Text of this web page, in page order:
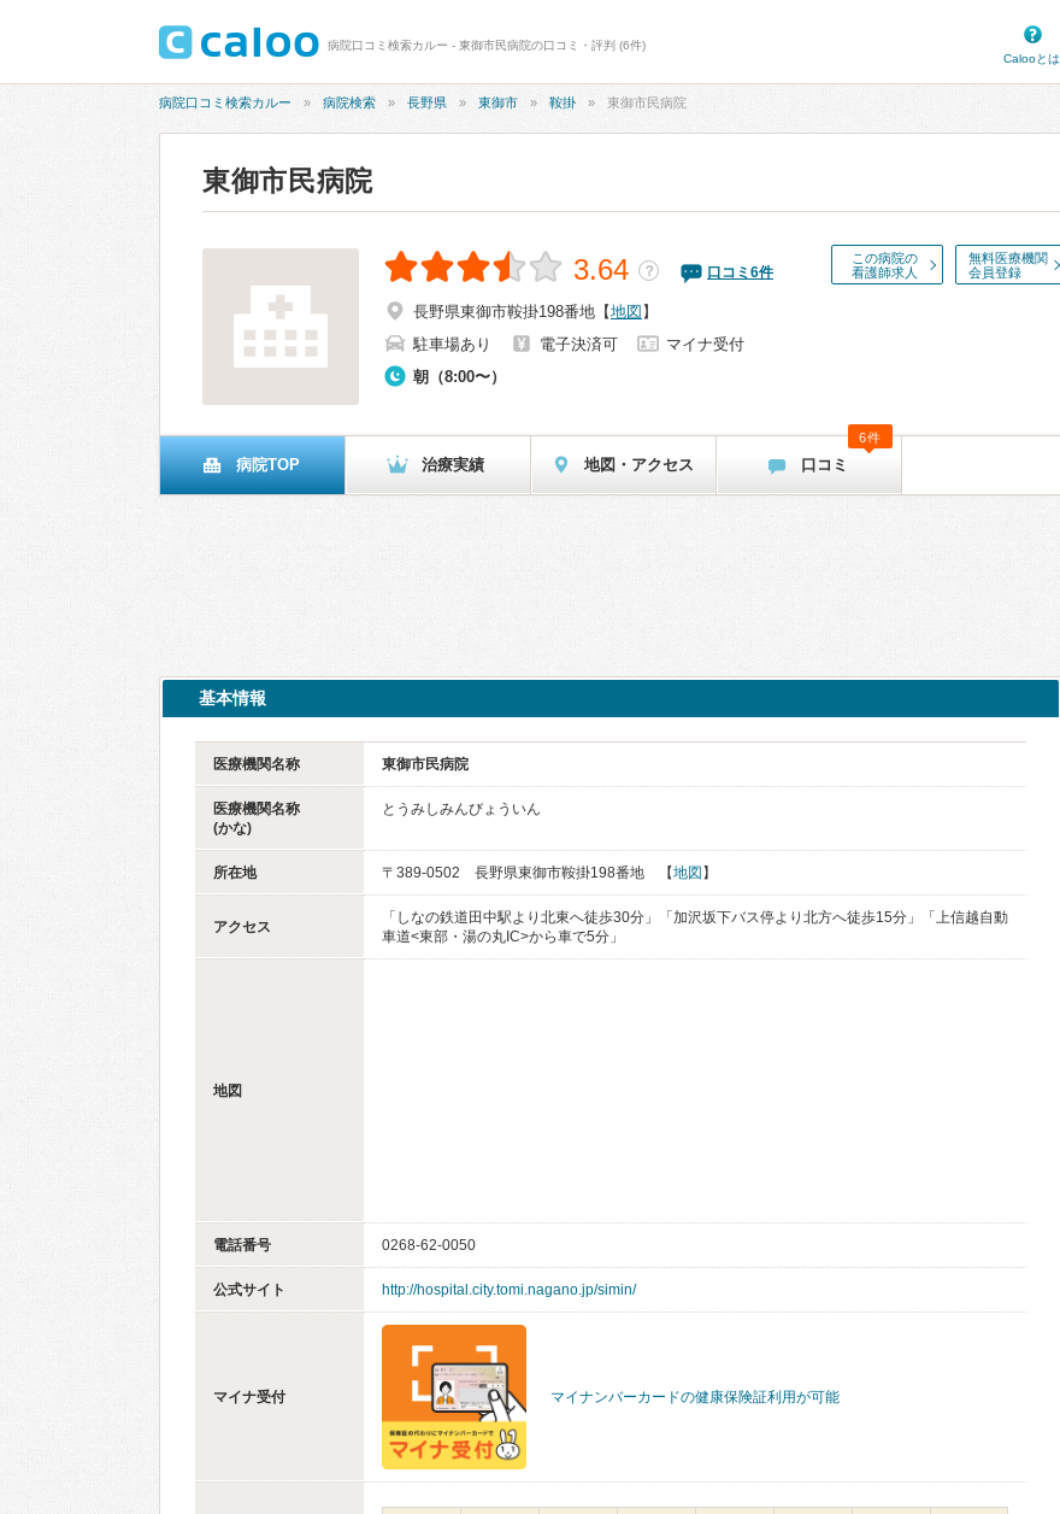
病院口コミ検索カルー - 東御市民病院の口コミ・評判 (6件)
Calooとは
病院口コミ検索カルー 病院検索 長野県 東御市 鞍掛 東御市民病院
東御市民病院
この病院の
看護師求人
無料医療機関
会員登録
3.64 ？ 口コミ 6件
長野県東御市鞍掛198番地 【地図 】
駐車場あり
電子決済可
マイナ受付
朝（8:00〜）
病院TOP 治療実績 地図・アクセス 口コミ
6件
基本情報
医療機関名称 東御市民病院
医療機関名称
(かな)
とうみしみんびょういん
所在地 〒389-0502 長野県東御市鞍掛198番地 【地図 】
アクセス
「しなの鉄道田中駅より北東へ徒歩30分」「加沢坂下バス停より北方へ徒歩15分」「上信越自動
車道<東部・湯の丸IC>から車で5分」
地図
電話番号 0268-62-0050
公式サイト http://hospital.city.tomi.nagano.jp/simin/
マイナ受付 マイナンバーカードの健康保険証利用が可能